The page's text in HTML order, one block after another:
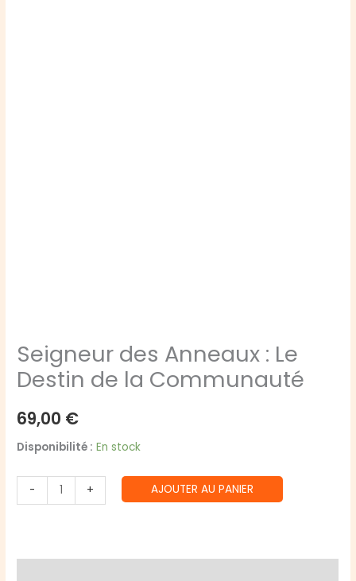
Seigneur des Anneaux : Le
Destin de la Communauté
69,00 €
Disponibilité : En stock
-
quantité
de
+ AJOUTER AU PANIER